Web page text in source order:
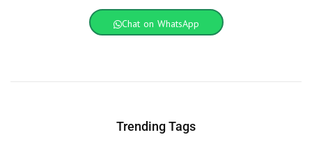
Chat on WhatsApp
Trending Tags